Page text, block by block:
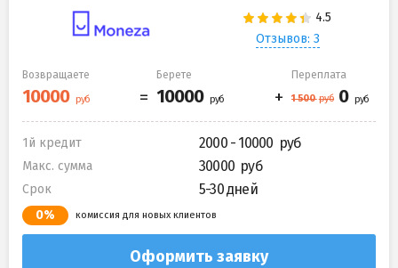
Отзывов: 3
Возвращаете Берете Переплата
1й кредит 2000 - 10000
Макс. сумма 30000
Срок 5-30 дней
0% комиссия для новых клиентов
Оформить заявку